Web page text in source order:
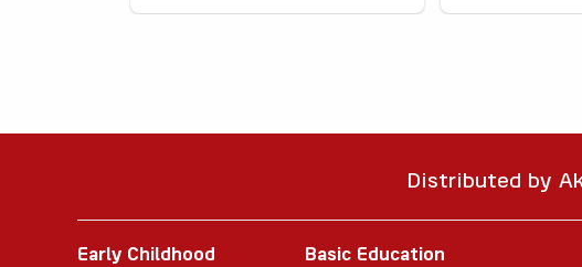
Distributed by
Early Childhood Basic Education